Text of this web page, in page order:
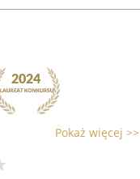
Pokaż więcej >>